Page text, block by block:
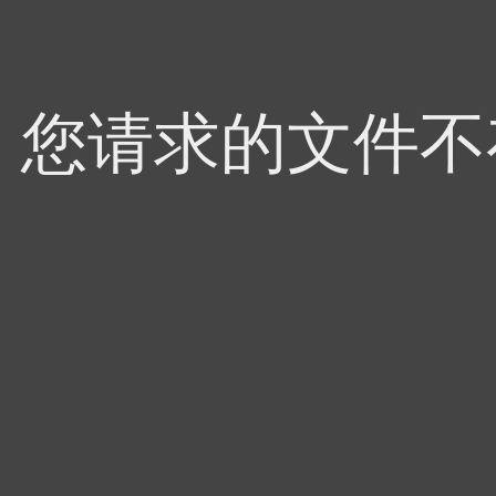
您请求的文件